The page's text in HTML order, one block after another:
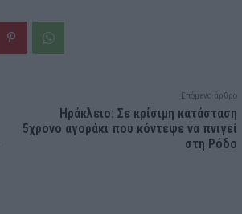
Επόμενο άρθρο
Ηράκλειο: Σε κρίσιμη κατάσταση
5χρονο αγοράκι που κόντεψε να πνιγεί
στη Ρόδο